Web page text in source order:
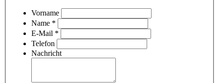
Vorname
Name *
E-Mail *
Telefon
Nachricht